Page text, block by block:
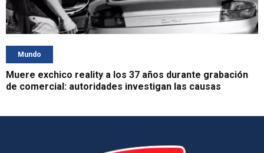
Mundo
Muere exchico reality a los 37 años durante grabación
de comercial: autoridades investigan las causas